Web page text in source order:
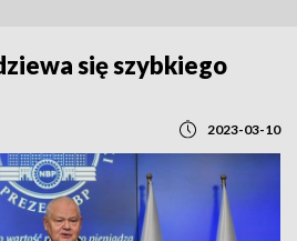
się szybkiego
2023-03-10